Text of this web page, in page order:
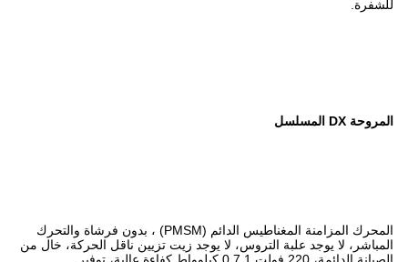
المحرك المزامنة المغناطيس الدائم (PMSM) ، بدون فرشاة والتحرك
يوجد زيت تزيين ناقل الحركة، خال من